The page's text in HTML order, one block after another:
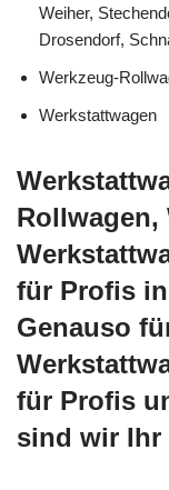
Weiher,
Drosendorf,
Werkzeug-
Werkstattwagen
Rollwagen,
für Profis
Genauso
für Profis
sind wir Ihr